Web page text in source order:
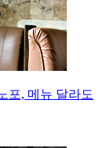
포, 메뉴 달라도